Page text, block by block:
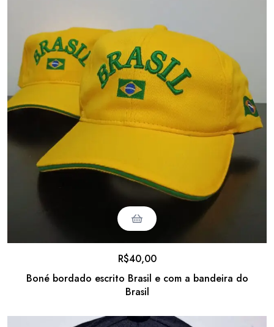
Boné bordado escrito Brasil e com a bandeira do
Brasil
R$40,00